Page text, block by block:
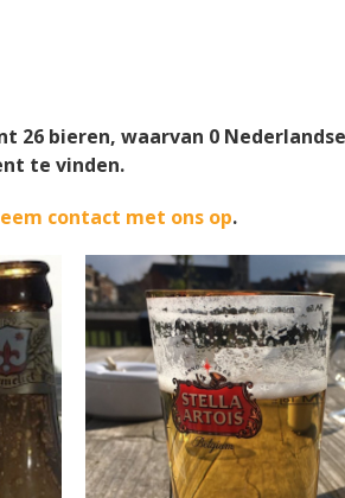
26 bieren, waarvan 0
te vinden.
contact met ons op.